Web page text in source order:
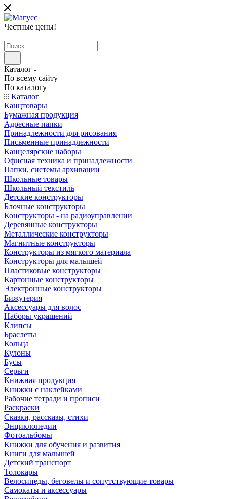
Честные цены!
Каталог
По всему сайту
По каталогу
Каталог
Канцтовары
Бумажная продукция
Адресные папки
Принадлежности для рисования
Письменные принадлежности
Канцелярские наборы
Офисная техника и принадлежности
Папки, системы архивации
Школьные товары
Школьный текстиль
Детские конструкторы
Блочные конструкторы
Конструкторы - на радиоуправлении
Деревянные конструкторы
Металлические конструкторы
Магнитные конструкторы
Конструкторы из мягкого материала
Конструкторы для малышей
Пластиковые конструкторы
Картонные конструкторы
Электронные конструкторы
Бижутерия
Аксессуары для волос
Наборы украшений
Клипсы
Браслеты
Кольца
Кулоны
Бусы
Серьги
Книжная продукция
Книжки с наклейками
Рабочие тетради и прописи
Раскраски
Сказки, рассказы, стихи
Энциклопедии
Фотоальбомы
Книжки для обучения и развития
Книги для малышей
Детский транспорт
Толокары
Велосипеды, беговелы и сопутствующие товары
Самокаты и аксессуары